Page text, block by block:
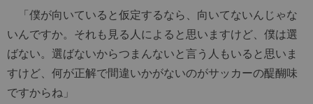
「僕が向いていると仮定するなら、向いてないんじゃな
いんですか。それも見る人によると思いますけど、僕は選
ばない。選ばないからつまんないと言う人もいると思いま
すけど、何が正解で間違いかがないのがサッカーの醍醐味
ですからね」